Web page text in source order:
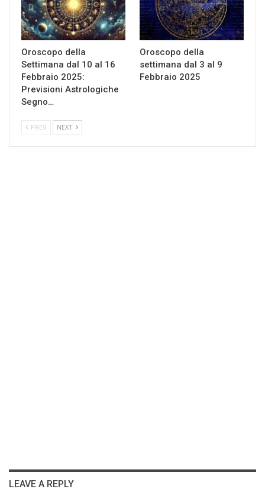
Oroscopo della
Settimana dal 10 al 16
Febbraio 2025:
Previsioni Astrologiche
Segno…
Oroscopo della
settimana dal 3 al 9
Febbraio 2025
PREV NEXT
LEAVE A REPLY